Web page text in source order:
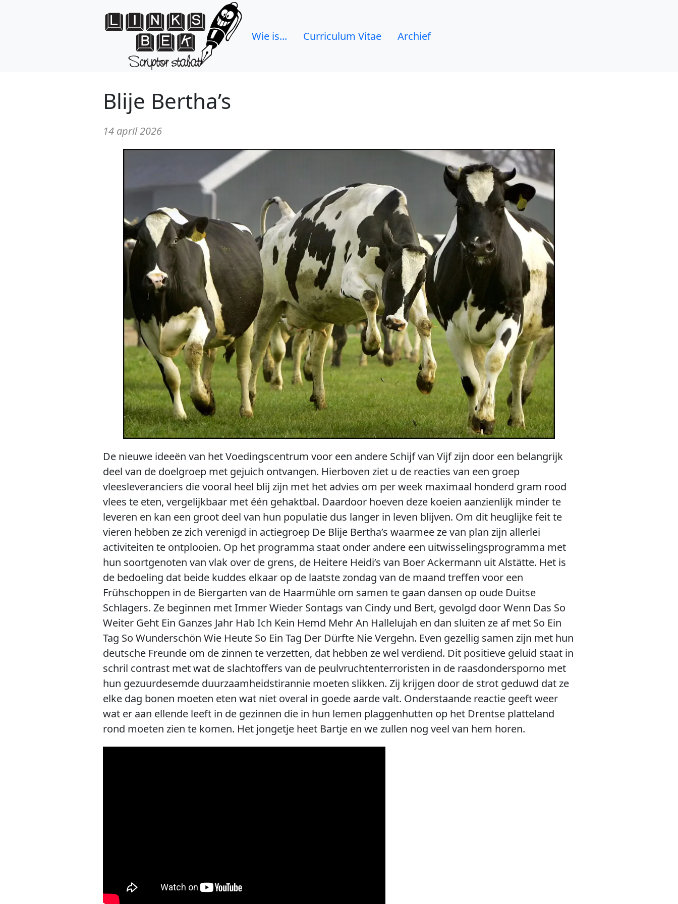
Wie is... Curriculum Vitae Archief
Blije Bertha’s
14 april 2026
De nieuwe ideeën van het Voedingscentrum voor een andere Schijf van Vijf zijn door een belangrijk
deel van de doelgroep met gejuich ontvangen. Hierboven ziet u de reacties van een groep
vleesleveranciers die vooral heel blij zijn met het advies om per week maximaal honderd gram rood
vlees te eten, vergelijkbaar met één gehaktbal. Daardoor hoeven deze koeien aanzienlijk minder te
leveren en kan een groot deel van hun populatie dus langer in leven blijven. Om dit heuglijke feit te
vieren hebben ze zich verenigd in actiegroep De Blije Bertha’s waarmee ze van plan zijn allerlei
activiteiten te ontplooien. Op het programma staat onder andere een uitwisselingsprogramma met
hun soortgenoten van vlak over de grens, de Heitere Heidi’s van Boer Ackermann uit Alstätte. Het is
de bedoeling dat beide kuddes elkaar op de laatste zondag van de maand treffen voor een
Frühschoppen in de Biergarten van de Haarmühle om samen te gaan dansen op oude Duitse
Schlagers. Ze beginnen met Immer Wieder Sontags van Cindy und Bert, gevolgd door Wenn Das So
Weiter Geht Ein Ganzes Jahr Hab Ich Kein Hemd Mehr An Hallelujah en dan sluiten ze af met So Ein
Tag So Wunderschön Wie Heute So Ein Tag Der Dürfte Nie Vergehn. Even gezellig samen zijn met hun
deutsche Freunde om de zinnen te verzetten, dat hebben ze wel verdiend. Dit positieve geluid staat in
schril contrast met wat de slachtoffers van de peulvruchtenterroristen in de raasdondersporno met
hun gezuurdesemde duurzaamheidstirannie moeten slikken. Zij krijgen door de strot geduwd dat ze
elke dag bonen moeten eten wat niet overal in goede aarde valt. Onderstaande reactie geeft weer
wat er aan ellende leeft in de gezinnen die in hun lemen plaggenhutten op het Drentse platteland
rond moeten zien te komen. Het jongetje heet Bartje en we zullen nog veel van hem horen.